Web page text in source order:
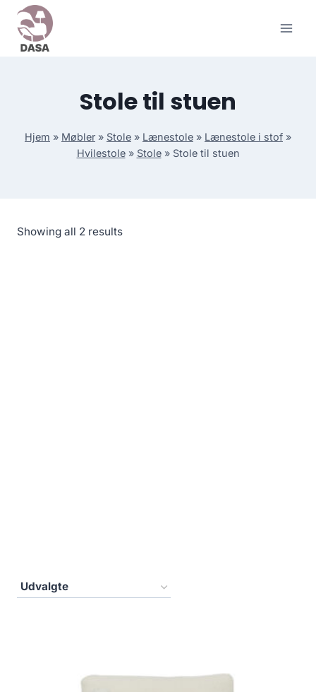
Skip
content
Stole til stuen
Hjem » Møbler » Stole » Lænestole » Lænestole i stof »
Hvilestole» Stole» Stole til stuen
Showing all 2 results